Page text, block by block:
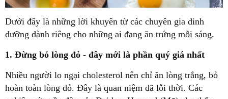
Dưới đây là những lời khuyên từ các chuyên gia dinh
dưỡng dành riêng cho những ai đang ăn trứng mỗi sáng.
1. Đừng bỏ lòng đỏ - đây mới là phần quý giá nhất
Nhiều người lo ngại cholesterol nên chỉ ăn lòng trắng, bỏ
hoàn toàn lòng đỏ. Đây là quan niệm đã lỗi thời. Các